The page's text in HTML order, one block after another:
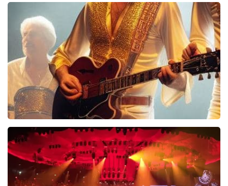
40 45 De Musical
2588+reviews
BEKIJKEN
Bee Gees Forever
845+reviews
BEKIJKEN